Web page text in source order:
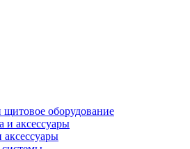
щитовое оборудование